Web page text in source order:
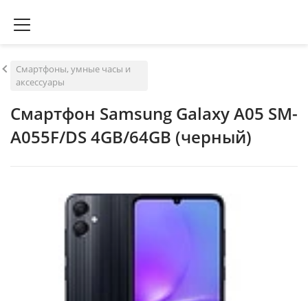
Смартфоны, умные часы и
аксессуары
Смартфон Samsung Galaxy A05 SM-
A055F/DS 4GB/64GB (черный)